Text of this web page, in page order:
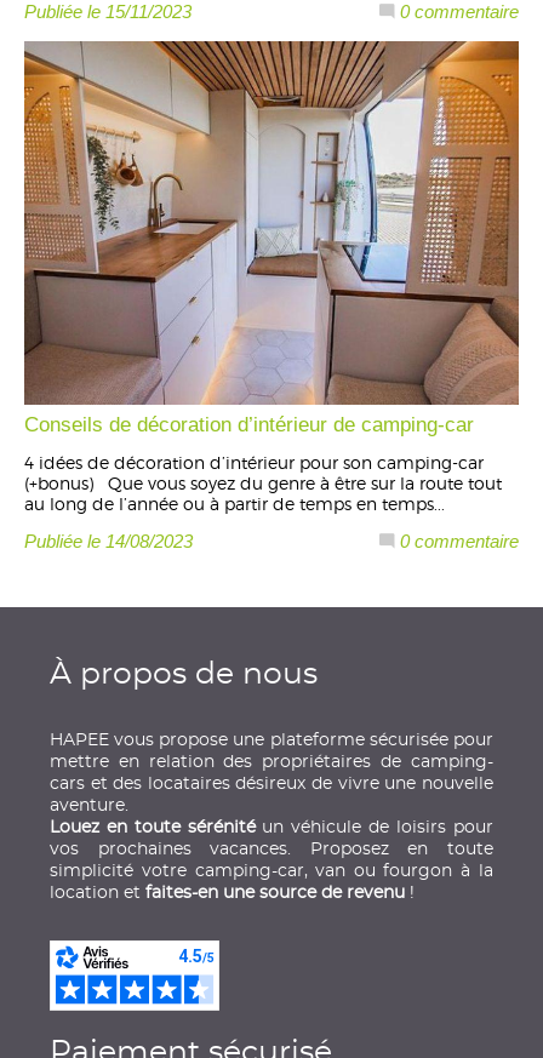
0 commentaire
Publiée le 15/11/2023
Conseils de décoration d’intérieur de camping-car
4 idées de décoration d’intérieur pour son camping-car
(+bonus) Que vous soyez du genre à être sur la route tout
au long de l’année ou à partir de temps en temps...
0 commentaire
Publiée le 14/08/2023
À propos de nous
HAPEE vous propose une plateforme sécurisée pour
mettre en relation des propriétaires de camping-
cars et des locataires désireux de vivre une nouvelle
aventure.
Louez en toute sérénitéun véhicule de loisirs pour
vos prochaines vacances. Proposez en toute
simplicité votre camping-car, van ou fourgon à la
location etfaites-en une source de revenu !